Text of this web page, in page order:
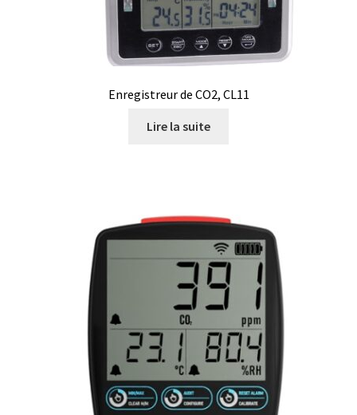
Enregistreur de CO2, CL11
Lire la suite